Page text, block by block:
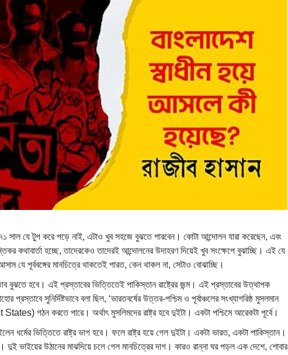
সাল যে টুপ করে পড়ে নাই, এটাও খুব সহজে বুঝতে পারবেন। কোটা আন্দোলন যারা করেছেন, এবং
কথাবার্তা হচ্ছে, তাদেরকেও তাদেরই আন্দোলনের উদাহরণ দিয়েই খুব সংক্ষেপে বুঝাচ্ছি। এই যে
যে পূর্ববঙ্গের মানচিত্রে থাকতেই পারত, কেন থাকল না, সেটাও বোঝাচ্ছি।
হবে। এই প্রস্তাবের ভিত্তিতেই পাকিস্তান রাষ্ট্রের জন্ম। এই প্রস্তাবের উত্থাপক
প্রস্তাবে সুনির্দিষ্টভাবে বলা ছিল, ‘ভারতবর্ষের উত্তর-পশ্চিম ও পূর্বাঞ্চলের সংখ্যাগরিষ্ঠ মুসলমান
গঠন করতে পারে। অর্থাৎ মুসলিমদের রাষ্ট্র হবে দুইটা। একটা পশ্চিমে আরেকটা পূর্বে।
ধর্মের ভিত্তিতে রাষ্ট্র ভাগ হবে। ফলে রাষ্ট্র হয়ে গেল দুইটা। একটা ভারত, একটা পাকিস্তান।
ভাইয়ের উঠানের মাঝদিয়ে চলে গেল মানচিত্রের দাগ। কারও রান্না ঘর পড়ল এক দেশে, শোবার